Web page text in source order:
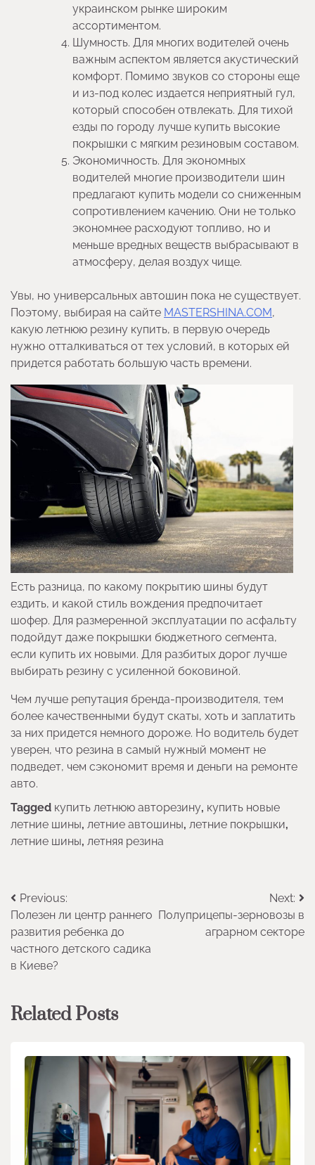
украинском рынке широким
ассортиментом.
Шумность. Для многих водителей очень
важным аспектом является акустический
комфорт. Помимо звуков со стороны еще
и из-под колес издается неприятный гул,
который способен отвлекать. Для тихой
езды по городу лучше купить высокие
покрышки с мягким резиновым составом.
Экономичность. Для экономных
водителей многие производители шин
предлагают купить модели со сниженным
сопротивлением качению. Они не только
экономнее расходуют топливо, но и
меньше вредных веществ выбрасывают в
атмосферу, делая воздух чище.
Увы, но универсальных автошин пока не существует.
Поэтому, выбирая на сайте MASTERSHINA.COM,
какую летнюю резину купить, в первую очередь
нужно отталкиваться от тех условий, в которых ей
придется работать большую часть времени.
Есть разница, по какому покрытию шины будут
ездить, и какой стиль вождения предпочитает
шофер. Для размеренной эксплуатации по асфальту
подойдут даже покрышки бюджетного сегмента,
если купить их новыми. Для разбитых дорог лучше
выбирать резину с усиленной боковиной.
Чем лучше репутация бренда-производителя, тем
более качественными будут скаты, хоть и заплатить
за них придется немного дороже. Но водитель будет
уверен, что резина в самый нужный момент не
подведет, чем сэкономит время и деньги на ремонте
авто.
Tagged купить летнюю авторезину, купить новые
летние шины, летние автошины, летние покрышки,
летние шины, летняя резина
Навигация
по
записям
Previous:
Полезен ли центр раннего
развития ребенка до
частного детского садика
в Киеве?
Next:
Полуприцепы-зерновозы в
аграрном секторе
Related Posts